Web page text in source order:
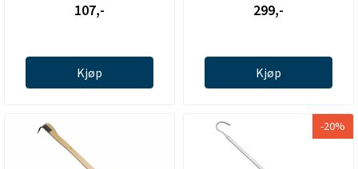
107,-
Kjøp
299,-
Kjøp
-20%